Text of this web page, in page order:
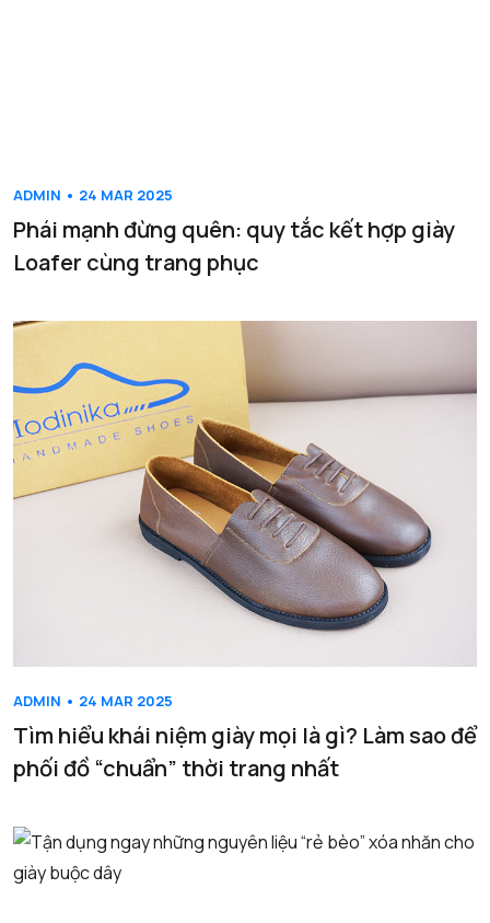
ADMIN • 24 MAR 2025
Phái mạnh đừng quên: quy tắc kết hợp giày
Loafer cùng trang phục
ADMIN • 24 MAR 2025
Tìm hiểu khái niệm giày mọi là gì? Làm sao để
phối đồ “chuẩn” thời trang nhất